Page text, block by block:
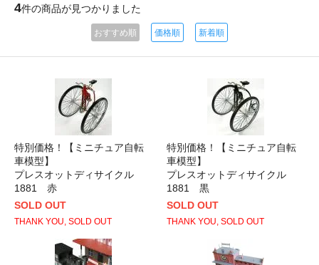
4件の商品が見つかりました
おすすめ順 価格順 新着順
特別価格！【ミニチュア自転
車模型】
プレスオットディサイクル
1881 赤
SOLD OUT
THANK YOU, SOLD OUT
特別価格！【ミニチュア自転
車模型】
プレスオットディサイクル
1881 黒
SOLD OUT
THANK YOU, SOLD OUT